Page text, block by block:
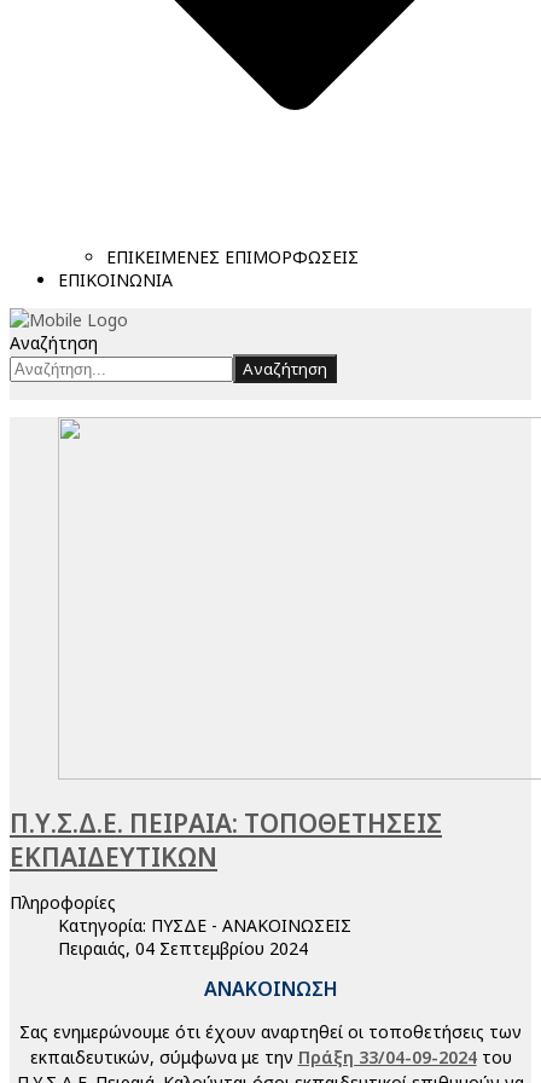
ΕΠΙΚΕΙΜΕΝΕΣ ΕΠΙΜΟΡΦΩΣΕΙΣ
ΕΠΙΚΟΙΝΩΝΙΑ
Αναζήτηση
Αναζήτηση
Π.Υ.Σ.Δ.Ε. ΠΕΙΡΑΙΑ: ΤΟΠΟΘΕΤΗΣΕΙΣ
ΕΚΠΑΙΔΕΥΤΙΚΩΝ
Πληροφορίες
Κατηγορία: ΠΥΣΔΕ - ΑΝΑΚΟΙΝΩΣΕΙΣ
Πειραιάς, 04 Σεπτεμβρίου 2024
ΑΝΑΚΟΙΝΩΣΗ
Σας ενημερώνουμε ότι έχουν αναρτηθεί οι τοποθετήσεις των
εκπαιδευτικών, σύμφωνα με την Πράξη 33/04-09-2024του